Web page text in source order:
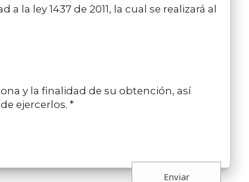
la ley 1437 de 2011, la cual se realizará al
y la finalidad de su obtención, así
ejercerlos. *